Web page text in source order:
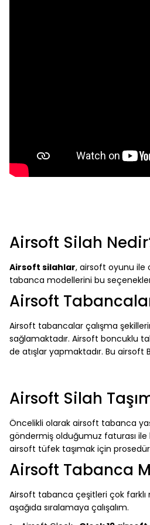
Airsoft Silah
Airsoft silahlar, airsoft oyunu ile
tabanca modellerini bu
Airsoft Tabancalar
Airsoft tabancalar çalışma
sağlamaktadır. Airsoft boncuklu
de atışlar yapmaktadır. Bu
Airsoft Silah
Öncelikli olarak airsoft tabanca
göndermiş olduğumuz faturası
airsoft tüfek taşımak için
Airsoft Tabanca
Airsoft tabanca çeşitleri çok
aşağıda sıralamaya çalışalım.